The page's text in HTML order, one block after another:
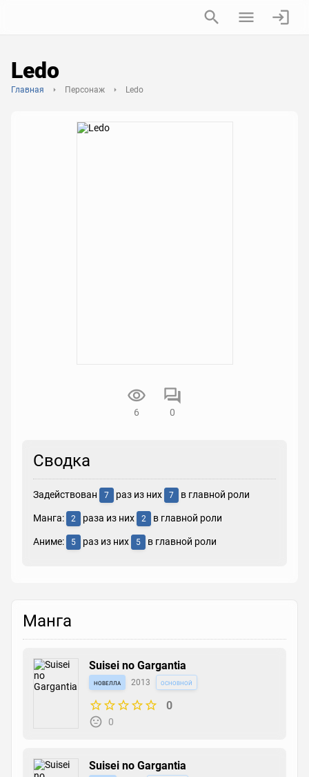
Ledo
Главная Персонаж Ledo
6 0
Сводка
Задействован 7 раз из них 7 в главной роли
Манга: 2 раза из них 2 в главной роли
Аниме: 5 раз из них 5 в главной роли
Манга
Suisei no Gargantia
новелла 2013 основной
0
0
Suisei no Gargantia